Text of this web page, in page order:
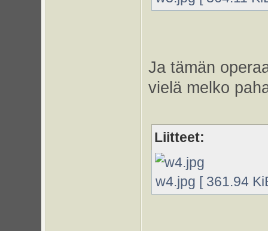
Ja tämän
vielä melko
Liitteet:
w4.jpg [ 361.94